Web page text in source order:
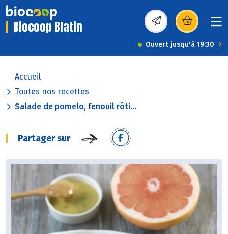
Biocoop Blatin (s’ouvre dans une
Ouvert jusqu'à 19:30
Accueil
Toutes nos recettes
Salade de pomelo, fenouil rôti...
Partager sur